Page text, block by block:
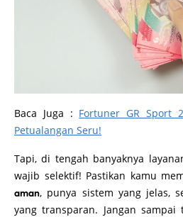
Baca Juga : Fortuner GR Sport
Petualangan Seru!
Tapi, di tengah banyaknya
wajib selektif! Pastikan kamu
aman, punya sistem yang jelas,
yang transparan. Jangan